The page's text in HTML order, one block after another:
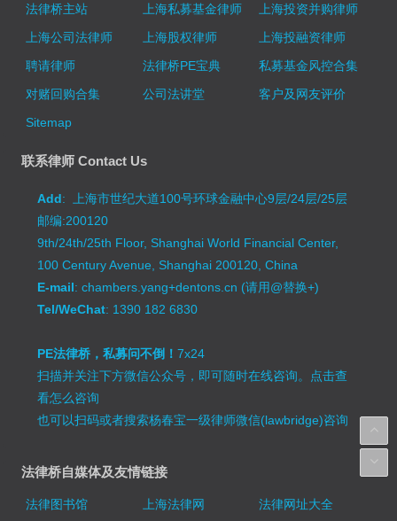
法律桥主站
上海私募基金律师
上海投资并购律师
上海公司法律师
上海股权律师
上海投融资律师
聘请律师
法律桥PE宝典
私募基金风控合集
对赌回购合集
公司法讲堂
客户及网友评价
Sitemap
联系律师 Contact Us
Add: 上海市世纪大道100号环球金融中心9层/24层/25层
邮编:200120
9th/24th/25th Floor, Shanghai World Financial Center,
100 Century Avenue, Shanghai 200120, China
E-mail: chambers.yang+dentons.cn (请用@替换+)
Tel/WeChat: 1390 182 6830
PE法律桥，私募问不倒！7x24
扫描并关注下方微信公众号，即可随时在线咨询。 点击查
看怎么咨询
也可以扫码或者搜索杨春宝一级律师微信(lawbridge)咨询
法律桥自媒体及友情链接
法律图书馆 上海法律网 法律网址大全